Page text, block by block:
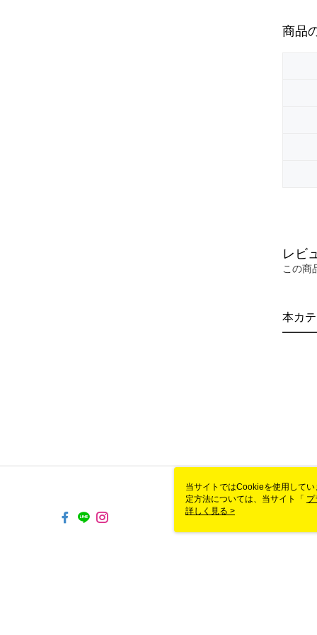
商品
レビ
この商
本カ
当サイトではCookieを使用して
定方法については、当サイト「 プ
き使用される場合、当社がサイ
詳しく見る >